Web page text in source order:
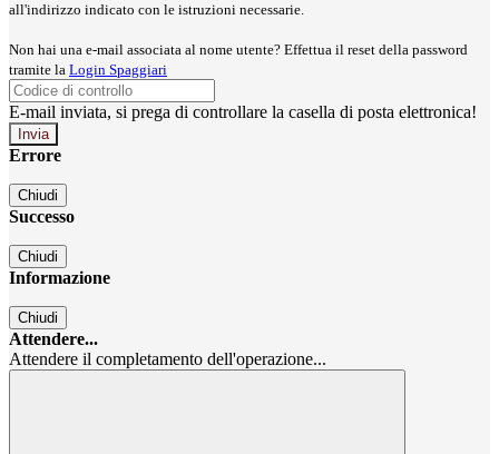
all'indirizzo indicato con le istruzioni necessarie.
Non hai una e-mail associata al nome utente? Effettua il reset della password
tramite la Login Spaggiari
E-mail inviata, si prega di controllare la casella di posta elettronica!
Errore
Chiudi
Successo
Chiudi
Informazione
Chiudi
Attendere...
Attendere il completamento dell'operazione...